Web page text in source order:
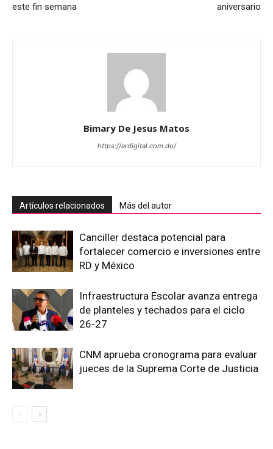
este fin semana
aniversario
Bimary De Jesus Matos
https://ardigital.com.do/
Artículos relacionados Más del autor
Canciller destaca potencial para
fortalecer comercio e inversiones entre
RD y México
Infraestructura Escolar avanza entrega
de planteles y techados para el ciclo
26-27
CNM aprueba cronograma para evaluar
jueces de la Suprema Corte de Justicia